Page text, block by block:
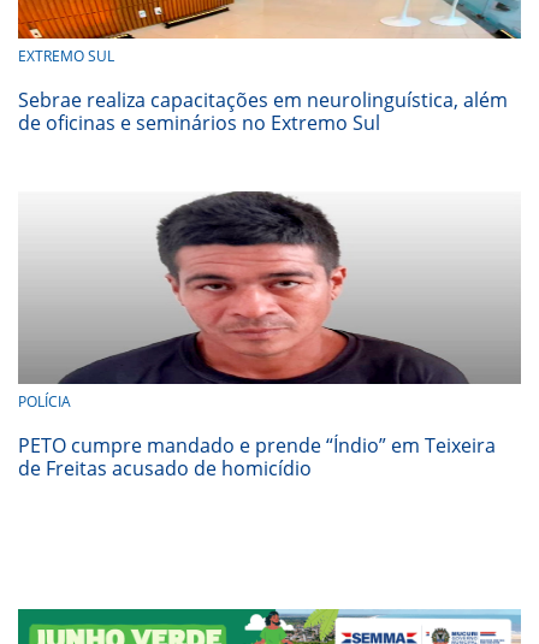
EXTREMO SUL
Sebrae realiza capacitações em neurolinguística, além
de oficinas e seminários no Extremo Sul
POLÍCIA
PETO cumpre mandado e prende “Índio” em Teixeira
de Freitas acusado de homicídio